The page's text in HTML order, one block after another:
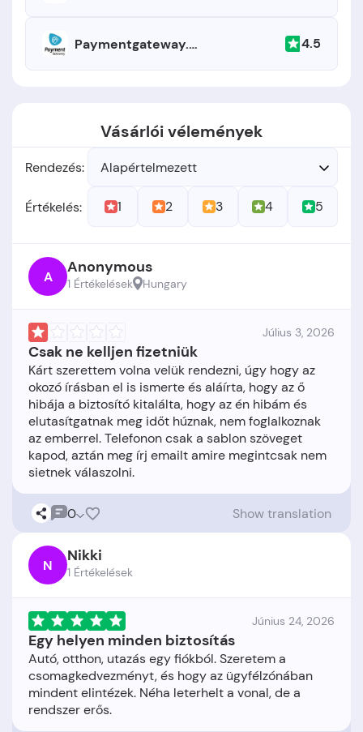
Paymentgateway.hu 4.5
Vásárlói vélemények
Rendezés: Alapértelmezett
Értékelés: 1 2 3 4 5
A Anonymous
1 Értékelések Hungary
Július 3, 2026
Csak ne kelljen fizetniük
Kárt szerettem volna velük rendezni, úgy hogy az
okozó írásban el is ismerte és aláírta, hogy az ő
hibája a biztosító kitalálta, hogy az én hibám és
elutasítgatnak meg időt húznak, nem foglalkoznak
az emberrel. Telefonon csak a sablon szöveget
kapod, aztán meg írj emailt amire megintcsak nem
0 Show translation
N Nikki
1 Értékelések
Június 24, 2026
Egy helyen minden biztosítás
Autó, otthon, utazás egy fiókból. Szeretem a
csomagkedvezményt, és hogy az ügyfélzónában
mindent elintézek. Néha leterhelt a vonal, de a